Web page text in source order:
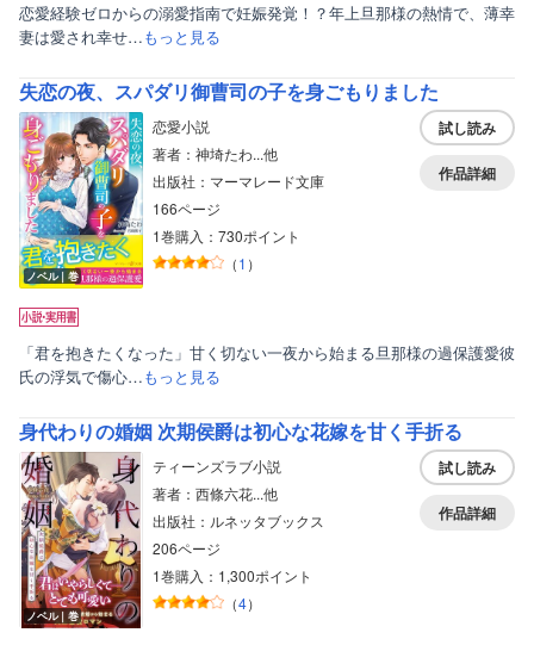
恋愛経験ゼロからの溺愛指南で妊娠発覚！？年上旦那様の熱情で、薄幸
妻は愛され幸せ…もっと見る
失恋の夜、スパダリ御曹司の子を身ごもりました
ノベル｜巻
恋愛小説
著者：神埼たわ...他
出版社：マーマレード文庫
166ページ
1巻購入：730ポイント
（1 ）
試し読み
作品詳細
「君を抱きたくなった」甘く切ない一夜から始まる旦那様の過保護愛彼
氏の浮気で傷心…もっと見る
身代わりの婚姻 次期侯爵は初心な花嫁を甘く手折る
ノベル｜巻
ティーンズラブ小説
著者：西條六花...他
出版社：ルネッタブックス
206ページ
1巻購入：1,300ポイント
（4）
試し読み
作品詳細